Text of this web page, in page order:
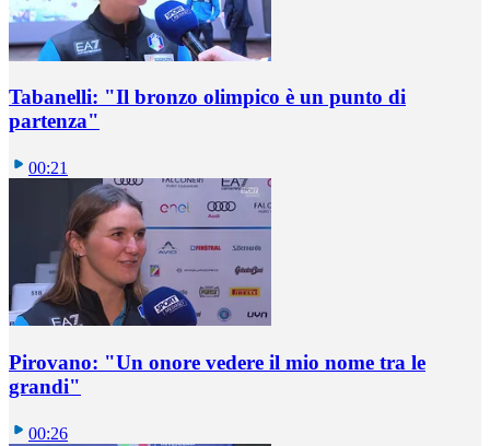
Tabanelli: "Il bronzo olimpico è un punto di
partenza"
00:21
Pirovano: "Un onore vedere il mio nome tra le
grandi"
00:26